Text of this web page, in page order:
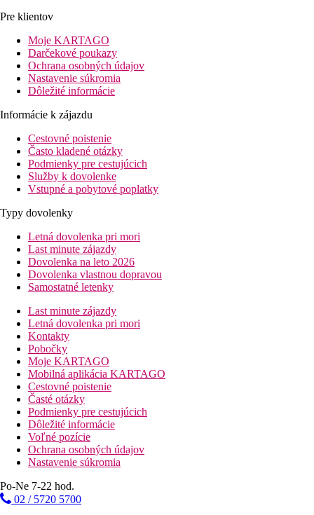
Pre klientov
Moje KARTAGO
Darčekové poukazy
Ochrana osobných údajov
Nastavenie súkromia
Dôležité informácie
Informácie k zájazdu
Cestovné poistenie
Často kladené otázky
Podmienky pre cestujúcich
Služby k dovolenke
Vstupné a pobytové poplatky
Typy dovolenky
Letná dovolenka pri mori
Last minute zájazdy
Dovolenka na leto 2026
Dovolenka vlastnou dopravou
Samostatné letenky
Last minute zájazdy
Letná dovolenka pri mori
Kontakty
Pobočky
Moje KARTAGO
Mobilná aplikácia KARTAGO
Cestovné poistenie
Časté otázky
Podmienky pre cestujúcich
Dôležité informácie
Voľné pozície
Ochrana osobných údajov
Nastavenie súkromia
Po-Ne 7-22 hod.
02 / 5720 5700